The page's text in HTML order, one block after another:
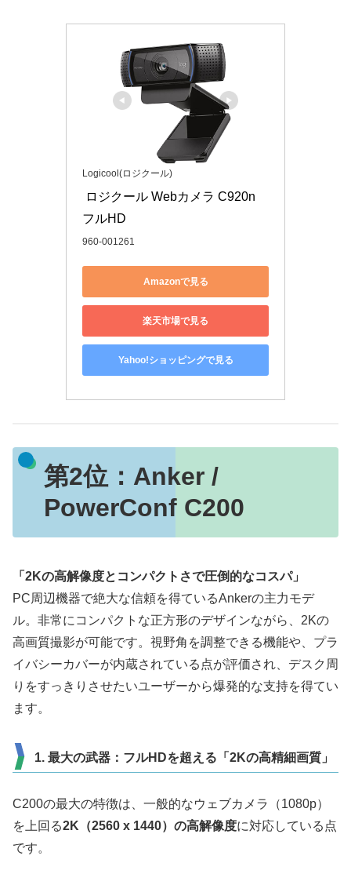
Logicool(ロジクール)
フルHD
960-001261
Amazonで見る
楽天市場で見る
Yahoo!ショッピングで見る
第2位：Anker /
PowerConf C200
「2Kの高解像度とコンパクトさで圧倒的なコスパ」
PC周辺機器で絶大な信頼を得ているAnkerの主力モデ
ル。非常にコンパクトな正方形のデザインながら、2Kの
高画質撮影が可能です。視野角を調整できる機能や、プラ
イバシーカバーが内蔵されている点が評価され、デスク周
りをすっきりさせたいユーザーから爆発的な支持を得てい
ます。
1. 最大の武器：フルHDを超える「2Kの高精細画質」
C200の最大の特徴は、一般的なウェブカメラ（1080p）
を上回る2K（2560 x 1440）の高解像度に対応している点
です。